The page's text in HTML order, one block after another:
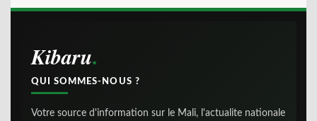
Kibaru
QUI SOMMES-NOUS ?
Votre source d'information sur le Mali, l'actualite nationale